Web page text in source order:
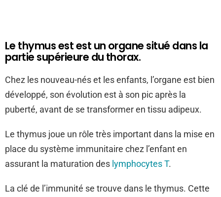
Le thymus est est un organe situé dans la
partie supérieure du thorax.
Chez les nouveau-nés et les enfants, l’organe est bien
développé, son évolution est à son pic après la
puberté, avant de se transformer en tissu adipeux.
Le thymus joue un rôle très important dans la mise en
place du système immunitaire chez l’enfant en
assurant la maturation des lymphocytes T.
La clé de l’immunité se trouve dans le thymus. Cette